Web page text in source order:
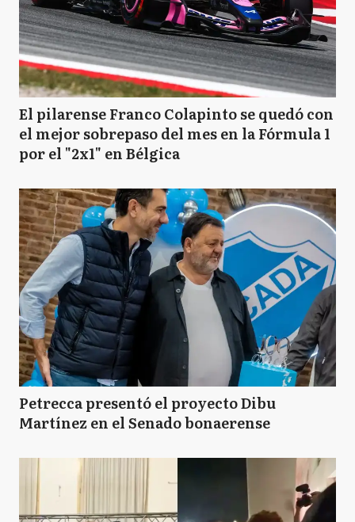
El pilarense Franco Colapinto se quedó con
el mejor sobrepaso del mes en la Fórmula 1
por el "2x1" en Bélgica
Petrecca presentó el proyecto Dibu
Martínez en el Senado bonaerense